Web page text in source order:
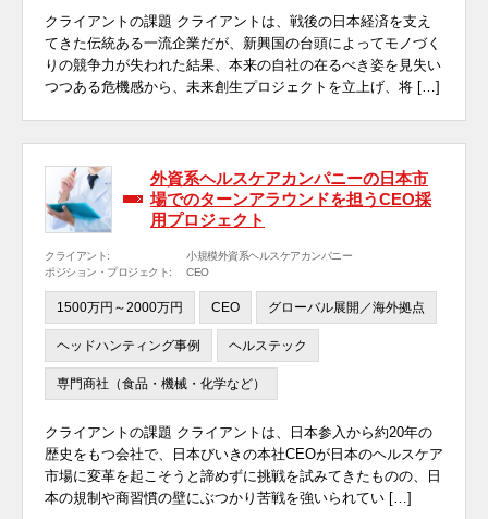
クライアントの課題 クライアントは、戦後の日本経済を支え
てきた伝統ある一流企業だが、新興国の台頭によってモノづく
りの競争力が失われた結果、本来の自社の在るべき姿を見失い
つつある危機感から、未来創生プロジェクトを立上げ、将 […]
外資系ヘルスケアカンパニーの日本市
場でのターンアラウンドを担うCEO採
用プロジェクト
クライアント:
小規模外資系ヘルスケアカンパニー
ポジション・プロジェクト:
CEO
1500万円～2000万円 CEO グローバル展開／海外拠点
ヘッドハンティング事例 ヘルステック
専門商社（食品・機械・化学など）
クライアントの課題 クライアントは、日本参入から約20年の
歴史をもつ会社で、日本びいきの本社CEOが日本のヘルスケア
市場に変革を起こそうと諦めずに挑戦を試みてきたものの、日
本の規制や商習慣の壁にぶつかり苦戦を強いられてい […]